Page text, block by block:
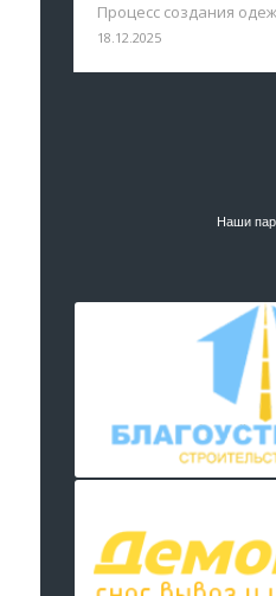
Процесс создания
18.12.2025
Наши